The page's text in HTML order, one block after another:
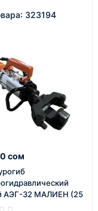
323194
сом
АЭГ-32 МАЛИЕН (25
32 мм,